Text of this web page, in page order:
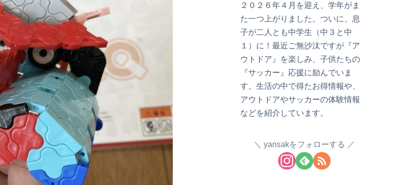
２０２６年４月を迎え、学年がま
た一つ上がりました。ついに、息
子が二人とも中学生（中３と中
１）に！最近ご無沙汰ですが『ア
ウトドア』を楽しみ、子供たちの
『サッカー』応援に励んでいま
す。生活の中で得たお得情報や、
アウトドアやサッカーの体験情報
などを紹介しています。
yansakをフォローする